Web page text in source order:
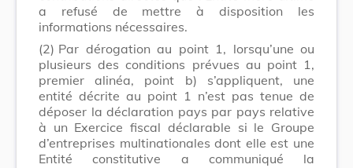
a refusé de mettre à disposition les
informations nécessaires.
(2) Par dérogation au point 1, lorsqu’une ou
plusieurs des conditions prévues au point 1,
premier alinéa, point b) s’appliquent, une
entité décrite au point 1 n’est pas tenue de
déposer la déclaration pays par pays relative
à un Exercice fiscal déclarable si le Groupe
d’entreprises multinationales dont elle est une
Entité constitutive a communiqué la